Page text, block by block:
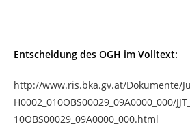
Entscheidung des OGH im Volltext:
http://www.ris.bka.gv.at/Dokumente/
H0002_010OBS00029_09A0000_000/
10OBS00029_09A0000_000.html